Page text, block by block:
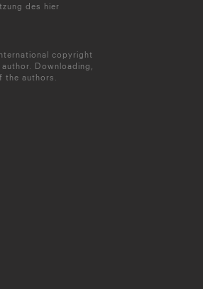
des hier
copyright
Downloading,
authors.